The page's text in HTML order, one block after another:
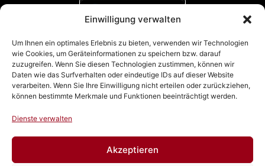
Einwilligung verwalten
Um Ihnen ein optimales Erlebnis zu bieten, verwenden wir Technologien
wie Cookies, um Geräteinformationen zu speichern bzw. darauf
zuzugreifen. Wenn Sie diesen Technologien zustimmen, können wir
Daten wie das Surfverhalten oder eindeutige IDs auf dieser Website
verarbeiten. Wenn Sie Ihre Einwilligung nicht erteilen oder zurückziehen,
können bestimmte Merkmale und Funktionen beeinträchtigt werden.
Dienste verwalten
Akzeptieren
Zahlungsmethoden
Impressum|Datenschutz|Cookie Richtline (EU)|AGB